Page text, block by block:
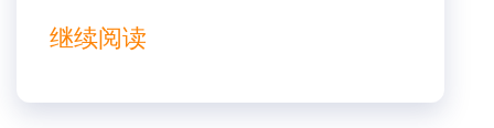
继续阅读